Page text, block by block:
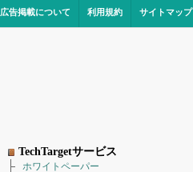
広告掲載について 利用規約 サイトマップ
TechTargetサービス
ホワイトペーパー